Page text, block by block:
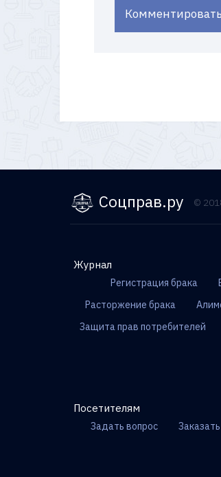
Комментировать
Соцправ.ру ©
Журнал
Регистрация брака
Расторжение брака
Защита прав потребителей
Посетителям
Задать вопрос